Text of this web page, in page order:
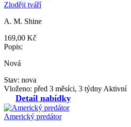
Zloději tváří
A. M. Shine
169,00 Kč
Popis:
Nová
Stav: nova
Vloženo: před 3 měsíci, 3 týdny Aktivní
Detail nabídky
Americký predátor